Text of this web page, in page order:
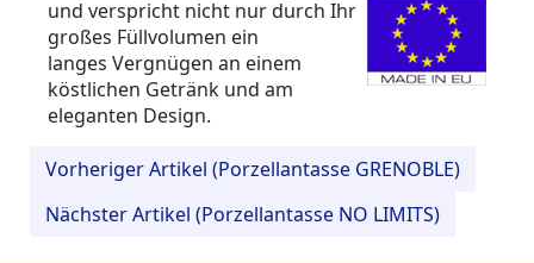
und verspricht nicht nur durch Ihr
großes Füllvolumen ein
langes Vergnügen an einem
köstlichen Getränk und am
eleganten Design.
Vorheriger Artikel (Porzellantasse GRENOBLE)
Nächster Artikel (Porzellantasse NO LIMITS)